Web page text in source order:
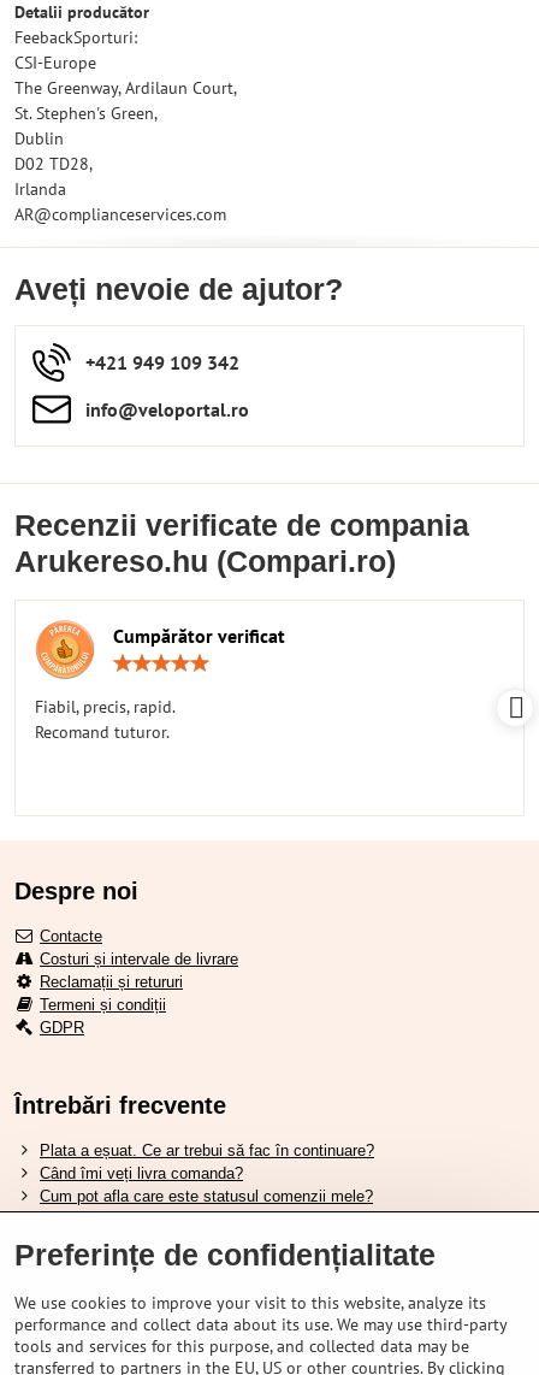
Detalii producător
FeebackSporturi:
CSI-Europe
The Greenway, Ardilaun Court,
St. Stephen's Green,
Dublin
D02 TD28,
Irlanda
AR@complianceservices.com
Aveți nevoie de ajutor?
+421 949 109 342
info​​@veloportal​.ro
Recenzii verificate de compania
Arukereso.hu (Compari.ro)
Cumpărător verificat
Fiabil, precis, rapid.
Recomand tuturor.
Despre noi
Contacte
Costuri și intervale de livrare
Reclamații și retururi
Termeni și condiții
GDPR
Întrebări frecvente
Plata a eșuat. Ce ar trebui să fac în continuare?
Când îmi veți livra comanda?
Cum pot afla care este statusul comenzii mele?
Vreau să îmi schimb comanda. Cum pot face asta?
Tabela de dimensiuni pentru încălțămintea Shimano.
Cum să alegi furca amortizată potrivită?
Cum să alegi mărimea potrivită a căștii?
Preferințe de confidențialitate
We use cookies to improve your visit to this website, analyze its
performance and collect data about its use. We may use third-party
tools and services for this purpose, and collected data may be
transferred to partners in the EU, US or other countries. By clicking